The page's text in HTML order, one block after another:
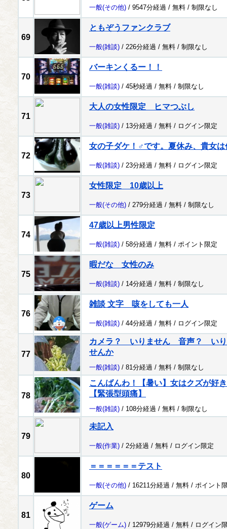
一般(その他) / 9547分経過 / 無料 / 制限なし
69
ともぞうファンクラブ
一般(雑談) / 226分経過 / 無料 / 制限なし
70
バーキンくるー！！
一般(雑談) / 45秒経過 / 無料 / 制限なし
71
大人の女性限定 ヒマつぶし
一般(雑談) / 13分経過 / 無料 / ログイン限定
72
女の子ダケ！♂です。夏休み、貴女
一般(雑談) / 23分経過 / 無料 / ログイン限定
73
女性限定 10歳以上
一般(その他) / 279分経過 / 無料 / 制限なし
74
47歳以上男性限定
一般(雑談) / 58分経過 / 無料 / ポイント限定
75
暇だな 女性のみ
一般(雑談) / 14分経過 / 無料 / 制限なし
76
雑談 文字 咳をしても一人
一般(雑談) / 44分経過 / 無料 / ログイン限定
77
カメラ？ いりません 音声？ いり
せんか
一般(雑談) / 81分経過 / 無料 / 制限なし
78
こんばんわ！【暑い】女はクズが好
【緊張型頭痛】
一般(雑談) / 108分経過 / 無料 / 制限なし
79
未記入
一般(作業) / 2分経過 / 無料 / ログイン限定
80
＝＝＝＝＝＝テスト
一般(その他) / 16211分経過 / 無料 / ポイント
81
ゲーム
一般(ゲーム) / 12979分経過 / 無料 / ログイン